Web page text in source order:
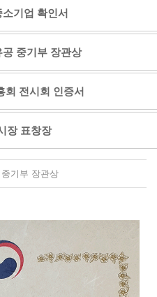
기업 확인서
중기부 장관상
회 전시회 인증서
장 표창장
기부 장관상